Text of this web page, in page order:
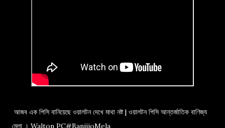
আজব এক পিসি বানিয়েছে ওয়ালটন দেখে মাথা নষ্ট | ওয়ালটন পিসি আন্তর্জাতিক বাণিজ্য
মেলা । Walton PC#BanijjoMela